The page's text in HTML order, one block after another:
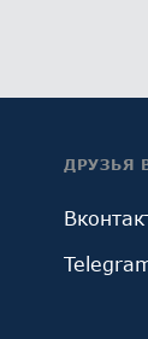
ДРУЗЬЯ